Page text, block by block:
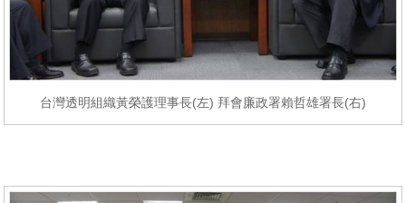
台灣透明組織黃榮護理事長(左) 拜會廉政署賴哲雄署長(右)